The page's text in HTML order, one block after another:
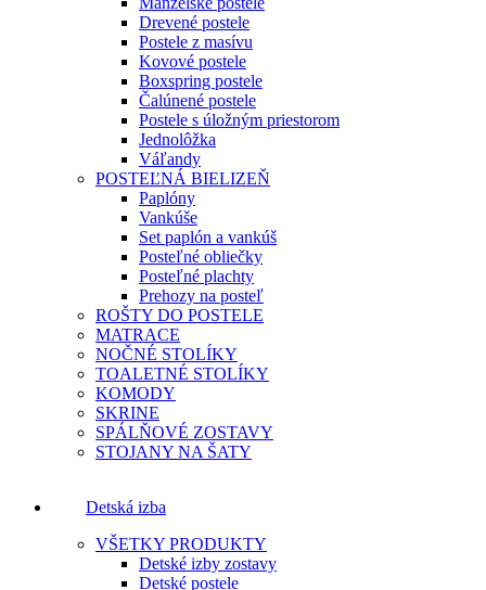
Drevené postele
Postele z masívu
Kovové postele
Boxspring postele
Čalúnené postele
Postele s úložným priestorom
Jednolôžka
Váľandy
POSTEĽNÁ BIELIZEŇ
Paplóny
Vankúše
Set paplón a vankúš
Posteľné obliečky
Posteľné plachty
Prehozy na posteľ
ROŠTY DO POSTELE
MATRACE
NOČNÉ STOLÍKY
TOALETNÉ STOLÍKY
KOMODY
SKRINE
SPÁLŇOVÉ ZOSTAVY
STOJANY NA ŠATY
Detská izba
VŠETKY PRODUKTY
Detské izby zostavy
Detské postele